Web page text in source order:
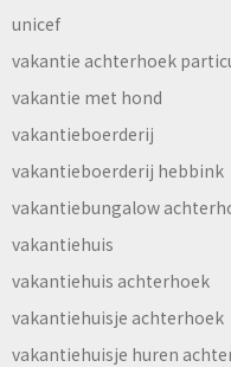
unicef
vakantie achterhoek
vakantie met hond
vakantieboerderij
vakantieboerderij hebbink
vakantiebungalow
vakantiehuis
vakantiehuis achterhoek
vakantiehuisje achterhoek
vakantiehuisje huren